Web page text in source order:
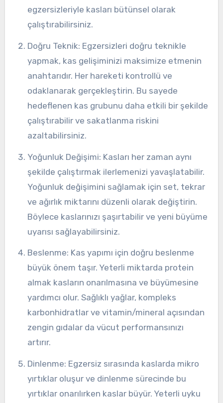
egzersizleriyle kasları bütünsel olarak
çalıştırabilirsiniz.
Doğru Teknik: Egzersizleri doğru teknikle
yapmak, kas gelişiminizi maksimize etmenin
anahtarıdır. Her hareketi kontrollü ve
odaklanarak gerçekleştirin. Bu sayede
hedeflenen kas grubunu daha etkili bir şekilde
çalıştırabilir ve sakatlanma riskini
azaltabilirsiniz.
Yoğunluk Değişimi: Kasları her zaman aynı
şekilde çalıştırmak ilerlemenizi yavaşlatabilir.
Yoğunluk değişimini sağlamak için set, tekrar
ve ağırlık miktarını düzenli olarak değiştirin.
Böylece kaslarınızı şaşırtabilir ve yeni büyüme
uyarısı sağlayabilirsiniz.
Beslenme: Kas yapımı için doğru beslenme
büyük önem taşır. Yeterli miktarda protein
almak kasların onarılmasına ve büyümesine
yardımcı olur. Sağlıklı yağlar, kompleks
karbonhidratlar ve vitamin/mineral açısından
zengin gıdalar da vücut performansınızı
artırır.
Dinlenme: Egzersiz sırasında kaslarda mikro
yırtıklar oluşur ve dinlenme sürecinde bu
yırtıklar onarılırken kaslar büyür. Yeterli uyku